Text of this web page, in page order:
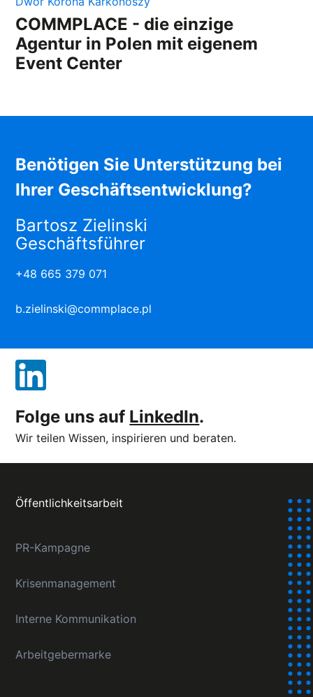
COMMPLACE - die einzige
Agentur in Polen mit eigenem
Event Center
Benötigen Sie Unterstützung bei
Ihrer Geschäftsentwicklung?
Bartosz Zielinski
Geschäftsführer
+48 665 379 071
b.zielinski@commplace.pl
Folge uns auf LinkedIn.
Wir teilen Wissen, inspirieren und beraten.
Öffentlichkeitsarbeit
PR-Kampagne
Krisenmanagement
Interne Kommunikation
Arbeitgebermarke